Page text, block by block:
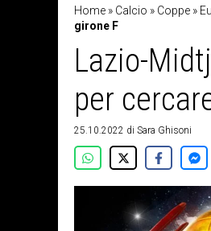
Home » Calcio » Coppe »
girone F
Lazio-
per
25.10.2022 di Sara Ghisoni